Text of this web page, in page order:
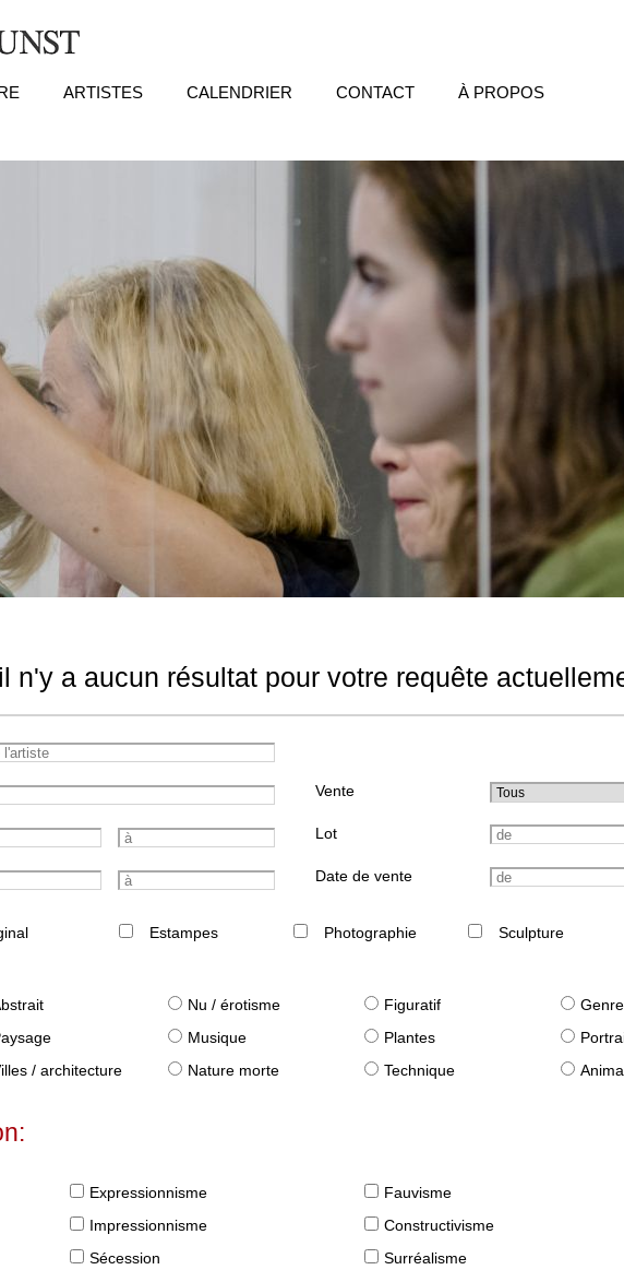
ARTISTES CALENDRIER CONTACT À PROPOS
n'y a aucun résultat pour votre requête
Vente
Lot
Date de vente
Estampes Photographie Sculpture
Nu / érotisme Figuratif Genre
Musique Plantes
/ architecture Nature morte Technique
Expressionnisme Fauvisme
Impressionnisme Constructivisme
Sécession Surréalisme